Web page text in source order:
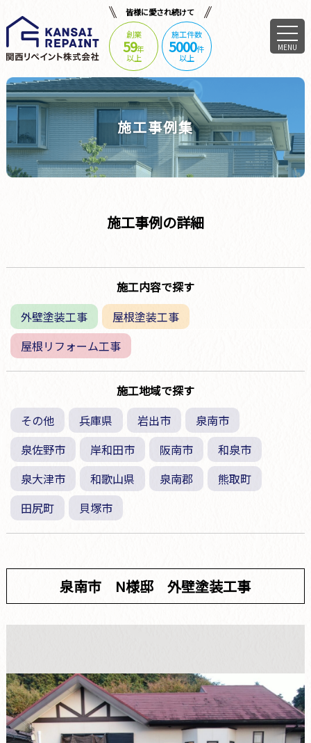
皆様に愛され続けて
創業
59年
以上
施工件数
5000件
以上
MENU
施工事例集
施工事例の詳細
施工内容で探す
外壁塗装工事
屋根塗装工事
屋根リフォーム工事
施工地域で探す
その他
兵庫県 岩出市
泉南市
泉佐野市
岸和田市 阪南市
和泉市
泉大津市
和歌山県 泉南郡
熊取町
田尻町
貝塚市
泉南市 N様邸 外壁塗装工事